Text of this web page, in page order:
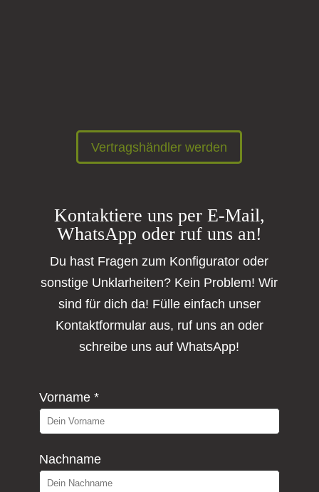
Vertragshändler werden
Kontaktiere uns per E-Mail,
WhatsApp oder ruf uns an!
Du hast Fragen zum Konfigurator oder
sonstige Unklarheiten? Kein Problem! Wir
sind für dich da! Fülle einfach unser
Kontaktformular aus, ruf uns an oder
schreibe uns auf WhatsApp!
Vorname *
Nachname